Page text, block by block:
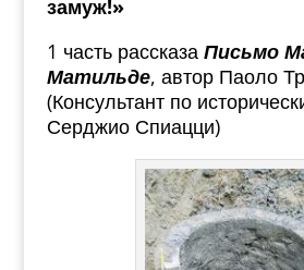
замуж!»
1 часть рассказа Письмо
Матильде, автор Паоло
(Консультант по
Серджио Спиацци)